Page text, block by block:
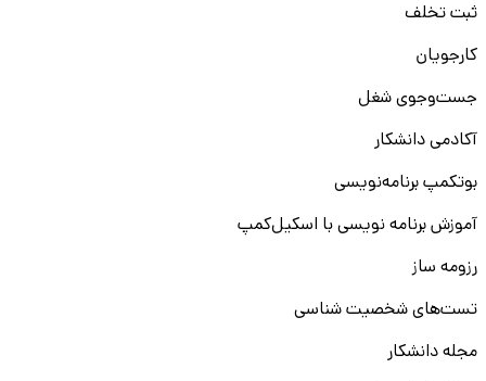
ثبت تخلف
کارجویان
جست‌و‌جوی شغل
آکادمی دانشکار
بوتکمپ برنامه‌نویسی
آموزش برنامه نویسی با اسکیل‌کمپ
رزومه ساز
تست‌های شخصیت شناسی
مجله دانشکار